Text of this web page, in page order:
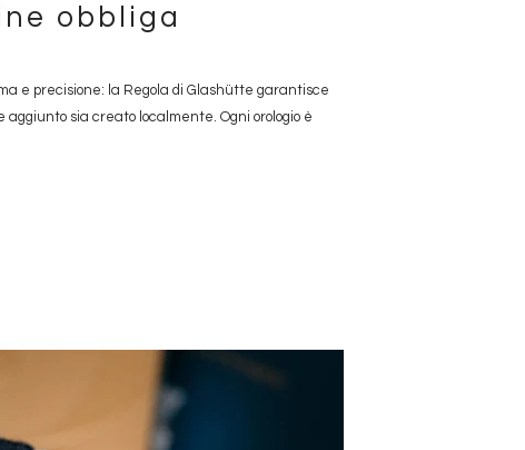
obbliga
e precisione: la Regola di Glashütte garantisce
aggiunto sia creato localmente. Ogni orologio è